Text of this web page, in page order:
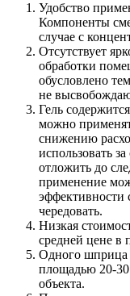
Удобство
Компоненты
случае с
Отсутствует
обработки
обусловлено
не
Гель
можно
снижению
использовать
отложить до
применение
эффективности
чередовать.
Низкая
средней цене в
Одного шприца
площадью 20-30
объекта.